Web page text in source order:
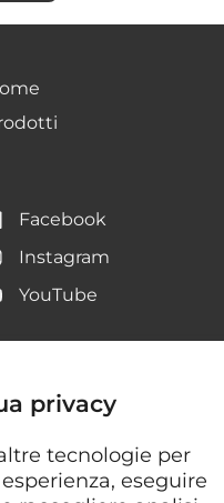
privacy
tecnologie per
eseguire
Facebook
Instagram
YouTube